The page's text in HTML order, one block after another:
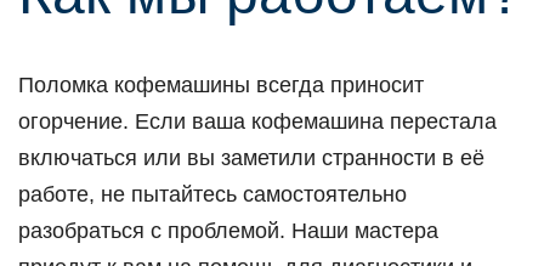
Поломка кофемашины всегда приносит
огорчение. Если ваша кофемашина перестала
включаться или вы заметили странности в её
работе, не пытайтесь самостоятельно
разобраться с проблемой. Наши мастера